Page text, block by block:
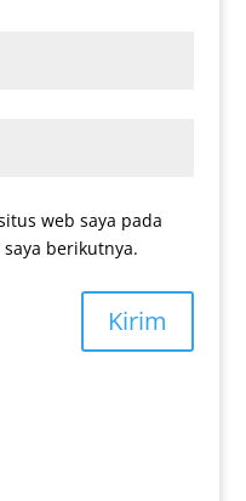
web saya pada
berikutnya.
Kirim